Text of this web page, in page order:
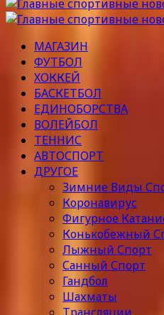
МАГАЗИН
ФУТБОЛ
ХОККЕЙ
БАСКЕТБОЛ
ЕДИНОБОРСТВА
ВОЛЕЙБОЛ
ТЕННИС
АВТОСПОРТ
ДРУГОЕ
Зимние Виды
Коронавирус
Фигурное
Конькобежный
Лыжный Спорт
Санный Спорт
Гандбол
Шахматы